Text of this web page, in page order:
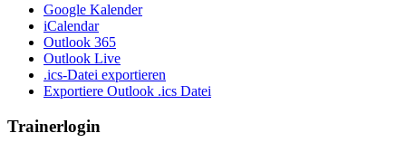
Google Kalender
iCalendar
Outlook 365
Outlook Live
.ics-Datei exportieren
Exportiere Outlook .ics Datei
Trainerlogin